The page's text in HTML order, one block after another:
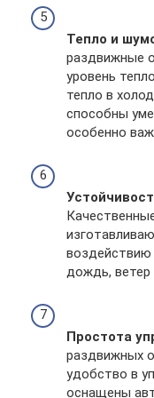
Тепло и
раздвижные
уровень
тепло в
способны
особенно
воздействию
дождь, ветер
Простота
раздвижных
удобство в
оснащены